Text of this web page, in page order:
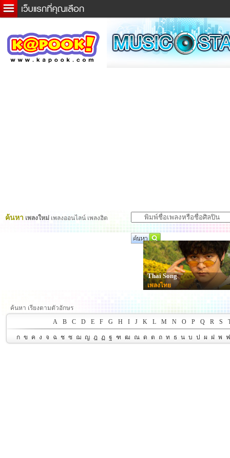
ข่าวด่วน
ละคร
ค้นหา เพลงใหม่ เพลงออนไลน์ เพลงฮิต
Thai Song
เพลงไทย
ค้นหา เรียงตามตัวอักษร
A
B C D E F G H I J K L M N O P Q R S
ก ข ค ง จ ฉ ช ซ ฌ ญ ฎ ฏ ฐ ฑ ฒ ณ ด ต ถ ท ธ น บ ป ผ ฝ พ ฟ